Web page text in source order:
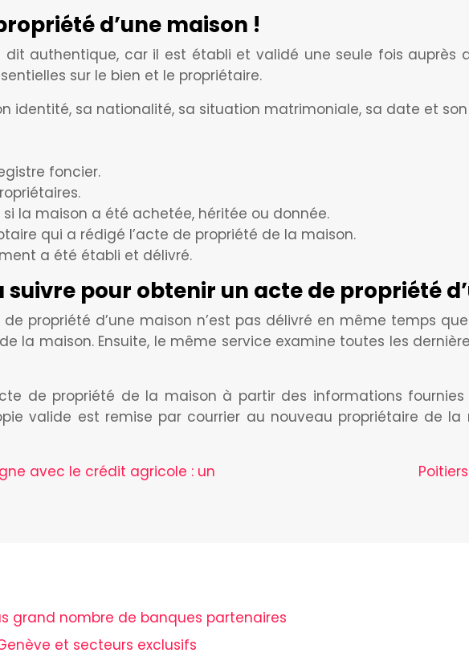
d’une maison !
dit authentique, car il est établi et validé une seule fois auprès
sur le bien et le propriétaire.
identité, sa nationalité, sa situation matrimoniale, sa date et
foncier.
la maison a été achetée, héritée ou donnée.
qui a rédigé l’acte de propriété de la maison.
a été établi et délivré.
suivre pour obtenir un acte de propriété
propriété d’une maison n’est pas délivré en même temps
la maison. Ensuite, le même service examine toutes les
de propriété de la maison à partir des informations
valide est remise par courrier au nouveau propriétaire de la
avec le crédit agricole : un
grand nombre de banques partenaires
et secteurs exclusifs